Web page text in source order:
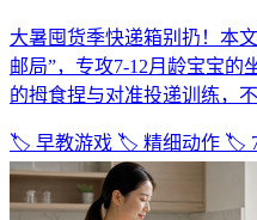
大暑囤货季快递箱别扔！本
邮局”，专攻7-12月龄宝宝的
的拇食捏与对准投递训练，
🏷️ 早教游戏 🏷️ 精细动作 🏷️ 7